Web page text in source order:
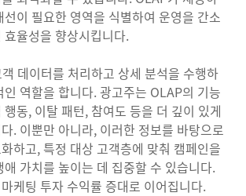
이 필요한 영역을 식별하여 운영을 간소
율성을 향상시킵니다.
데이터를 처리하고 상세 분석을 수행하
역할을 합니다. 광고주는 OLAP의 기능
동, 이탈 패턴, 참여도 등을 더 깊이 있게
. 이뿐만 아니라, 이러한 정보를 바탕으로
하고, 특정 대상 고객층에 맞춰 캠페인을
가치를 높이는 데 집중할 수 있습니다.
케팅 투자 수익률 증대로 이어집니다.